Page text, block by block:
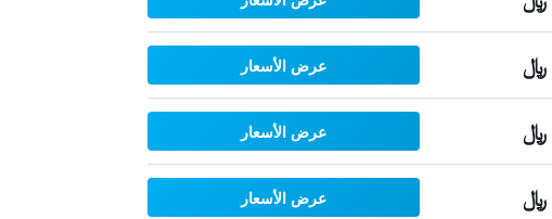
عرض الأسعار
عرض الأسعار
عرض الأسعار